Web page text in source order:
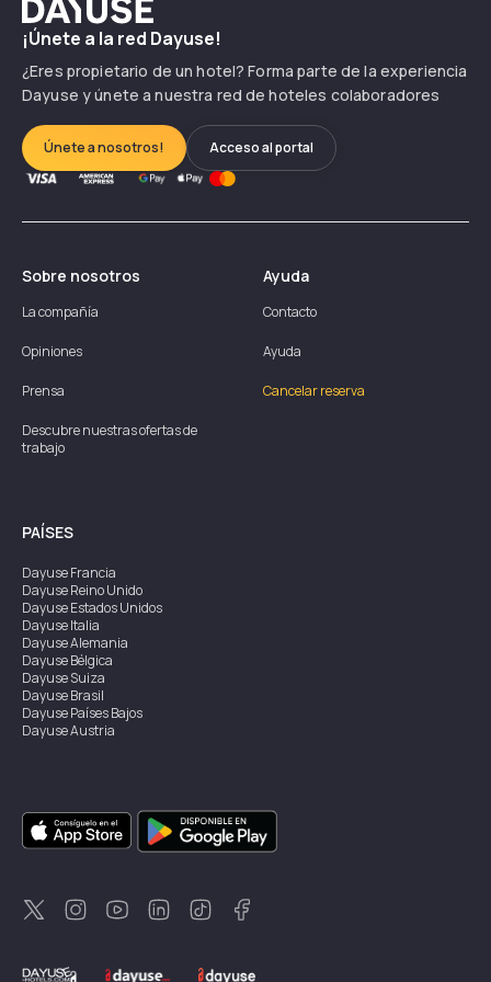
Dayuse
¡Únete a la red Dayuse!
¿Eres propietario de un hotel? Forma parte de la experiencia
Dayuse y únete a nuestra red de hoteles colaboradores
Únete a nosotros! Acceso al portal
Sobre nosotros
La compañía
Opiniones
Prensa
Descubre nuestras ofertas de
trabajo
Ayuda
Contacto
Ayuda
Cancelar reserva
PAÍSES
DayuseFrancia
DayuseReino Unido
DayuseEstados Unidos
DayuseItalia
DayuseAlemania
DayuseBélgica
DayuseSuiza
DayuseBrasil
DayusePaíses Bajos
DayuseAustria
DayuseSingapur
DayuseSuecia
DayuseTailandia
DayuseNueva Zelanda
DayuseTurquía